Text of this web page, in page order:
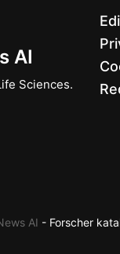
AI
Sciences.
AI - Forscher